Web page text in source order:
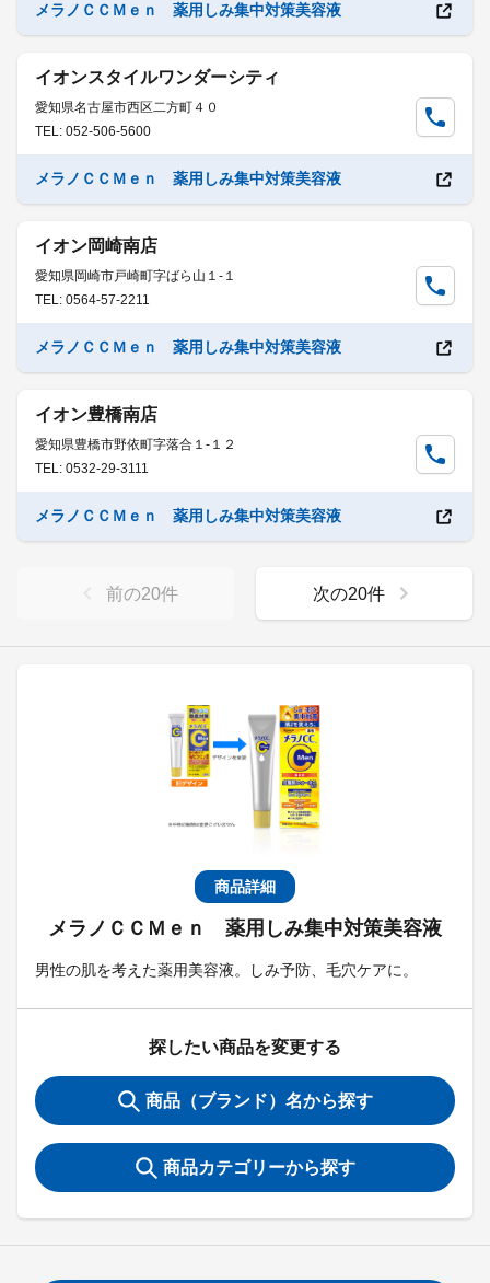
商品詳細
メラノＣＣＭｅｎ 薬用しみ集中対策美容液
男性の肌を考えた薬用美容液。しみ予防、毛穴ケアに。
探したい商品を変更する
商品（ブランド）名から探す
商品カテゴリーから探す
メラノＣＣＭｅｎ 薬用しみ集中対策美容液
イオンスタイルワンダーシティ
愛知県名古屋市西区二方町４０
TEL: 052-506-5600
メラノＣＣＭｅｎ 薬用しみ集中対策美容液
イオン岡崎南店
愛知県岡崎市戸崎町字ばら山１-１
TEL: 0564-57-2211
メラノＣＣＭｅｎ 薬用しみ集中対策美容液
イオン豊橋南店
愛知県豊橋市野依町字落合１-１２
TEL: 0532-29-3111
メラノＣＣＭｅｎ 薬用しみ集中対策美容液
前の20件 次の20件